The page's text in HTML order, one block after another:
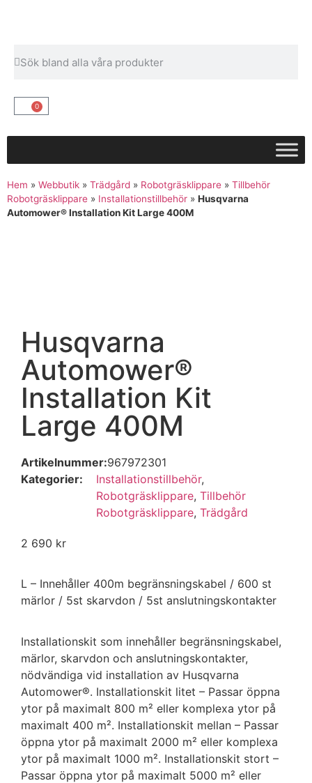
0
Hem » Webbutik » Trädgård » Robotgräsklippare » Tillbehör
Robotgräsklippare » Installationstillbehör » Husqvarna
Automower® Installation Kit Large 400M
Husqvarna
Automower®
Installation Kit
Large 400M
Artikelnummer:967972301
Kategorier:
Installationstillbehör,
Robotgräsklippare, Tillbehör
Robotgräsklippare, Trädgård
2 690 kr
L – Innehåller 400m begränsningskabel / 600 st
märlor / 5st skarvdon / 5st anslutningskontakter
Installationskit som innehåller begränsningskabel,
märlor, skarvdon och anslutningskontakter,
nödvändiga vid installation av Husqvarna
Automower®. Installationskit litet – Passar öppna
ytor på maximalt 800 m² eller komplexa ytor på
maximalt 400 m². Installationskit mellan – Passar
öppna ytor på maximalt 2000 m² eller komplexa
ytor på maximalt 1000 m². Installationskit stort –
Passar öppna ytor på maximalt 5000 m² eller